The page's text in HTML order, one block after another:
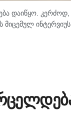
დაიწყო. კერძოდ,
მიცემულ